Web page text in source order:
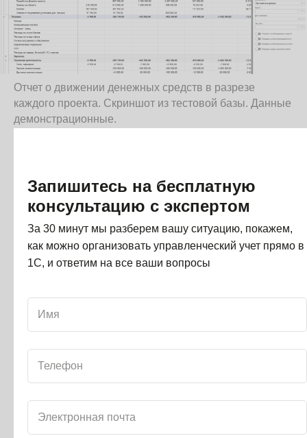
Запишитесь на бесплатную
консультацию с экспертом
За 30 минут мы разберем вашу ситуацию, покажем,
как можно организовать управленческий учет прямо в
1С, и ответим на все ваши вопросы
Отчет о движении денежных средств в разрезе
каждого проекта. Скриншот из тестовой базы. Данные
демонстрационные.
Когда по этапу приходит акт выполненных работ,
пользователь выделяет все документы и расходы,
относящиеся к этой КС, указывает месяц признания,
и доходы с расходами автоматически переносятся
в отчёт P&L в выбранный период.
Без ручных перерасчётов.
Без Excel.
Без двойного учёта.
Система формирует управленческий результат
по этапу автоматически.
Если у вас проектный бизнес с этапным закрытием,
задержками актов и постоянным вопросом «где